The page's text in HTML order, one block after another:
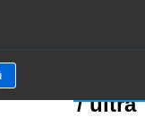
Diesel / ultra